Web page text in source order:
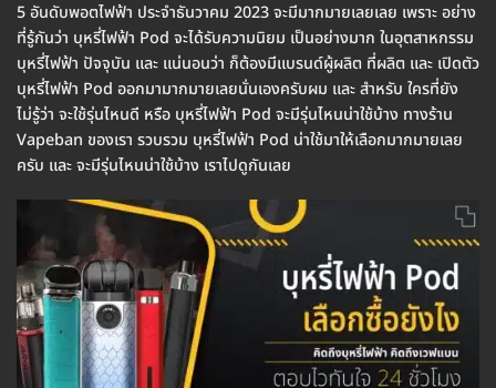
5 อันดับพอตไฟฟ้า ประจำธันวาคม 2023 จะมีมากมายเลยเลย เพราะ อย่าง
ที่รู้กันว่า บุหรี่ไฟฟ้า Pod จะได้รับความนิยม เป็นอย่างมาก ในอุตสาหกรรม
บุหรี่ไฟฟ้า ปัจจุบัน และ แน่นอนว่า ก็ต้องมีแบรนด์ผู้ผลิต ที่ผลิต และ เปิดตัว
บุหรี่ไฟฟ้า Pod ออกมามากมายเลยนั่นเองครับผม และ สำหรับ ใครที่ยัง
ไม่รู้ว่า จะใช้รุ่นไหนดี หรือ บุหรี่ไฟฟ้า Pod จะมีรุ่นไหนน่าใช้บ้าง ทางร้าน
Vapeban ของเรา รวบรวม บุหรี่ไฟฟ้า Pod น่าใช้มาให้เลือกมากมายเลย
ครับ และ จะมีรุ่นไหนน่าใช้บ้าง เราไปดูกันเลย